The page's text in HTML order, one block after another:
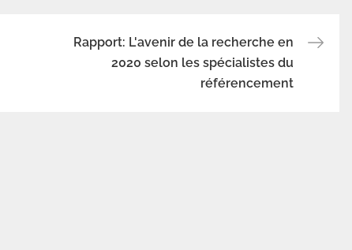
Rapport: L'avenir de la recherche en
2020 selon les spécialistes du
référencement